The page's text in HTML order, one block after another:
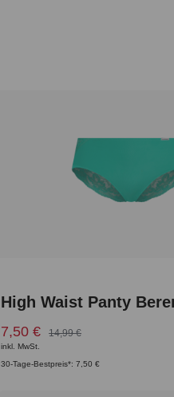
High Waist Panty
7,50 € 14,99 €
inkl. MwSt.
30-Tage-Bestpreis*: 7,50 €